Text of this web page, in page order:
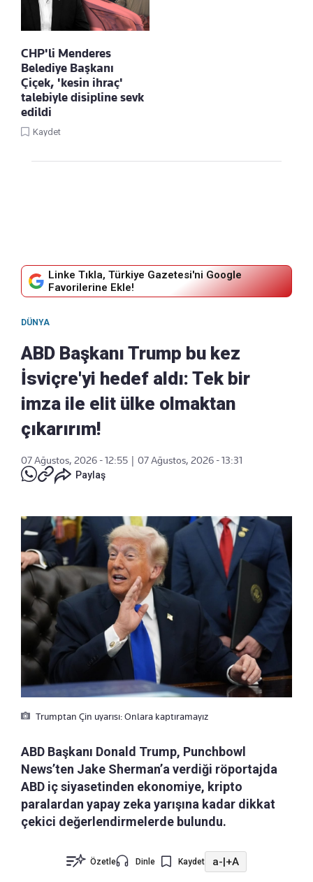
CHP'li Menderes
Belediye Başkanı
Çiçek, 'kesin ihraç'
talebiyle disipline sevk
edildi
Kaydet
Linke Tıkla, Türkiye Gazetesi'ni Google
Favorilerine Ekle!
DÜNYA
ABD Başkanı Trump bu kez
İsviçre'yi hedef aldı: Tek bir
imza ile elit ülke olmaktan
çıkarırım!
07 Ağustos, 2026 - 12:55
07 Ağustos, 2026 - 13:31
Paylaş
Trumptan Çin uyarısı: Onlara kaptıramayız
ABD Başkanı Donald Trump, Punchbowl
News’ten Jake Sherman’a verdiği röportajda
ABD iç siyasetinden ekonomiye, kripto
paralardan yapay zeka yarışına kadar dikkat
çekici değerlendirmelerde bulundu.
Özetle Dinle Kaydet a-|+A